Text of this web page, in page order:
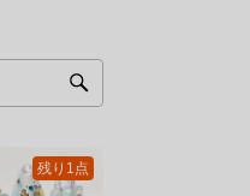
残り1点